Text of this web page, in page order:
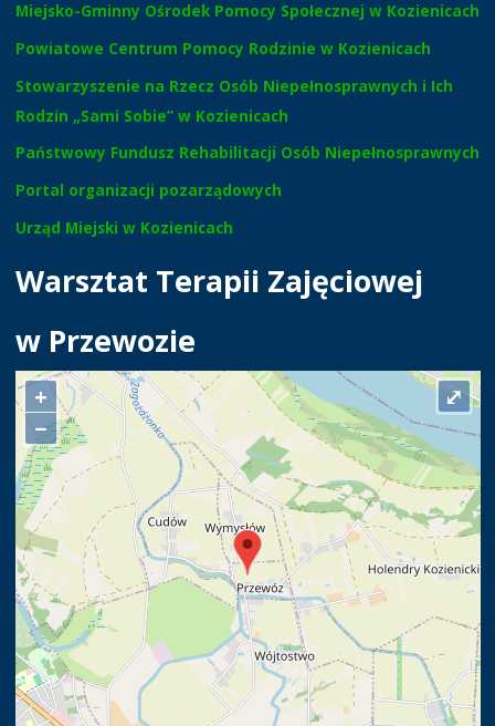
Miejsko-Gminny Ośrodek Pomocy Społecznej w Kozienicach
Powiatowe Centrum Pomocy Rodzinie w Kozienicach
Stowarzyszenie na Rzecz Osób Niepełnosprawnych i Ich
Rodzin „Sami Sobie” w Kozienicach
Państwowy Fundusz Rehabilitacji Osób Niepełnosprawnych
Portal organizacji pozarządowych
Urząd Miejski w Kozienicach
Warsztat Terapii Zajęciowej
w Przewozie
+
−
⤢